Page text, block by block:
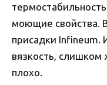
моющие свойства.
присадки Infineum.
вязкость, слишком
плохо.